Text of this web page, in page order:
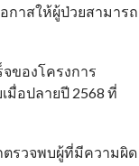
กาสให้ผู้ป่วยสามารถ
ของโครงการ
มื่อปลายปี 2568 ที่
ตรวจพบผู้ที่มีความผิด